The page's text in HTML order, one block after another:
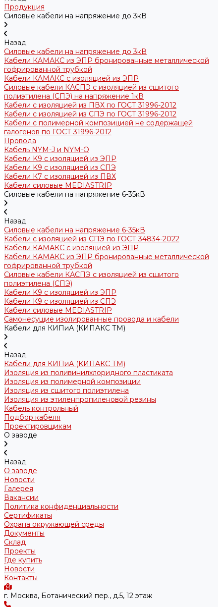
Продукция
Силовые кабели на напряжение до 3кВ
Назад
Силовые кабели на напряжение до 3кВ
Кабели КАМАКС из ЭПР бронированные металлической
гофрированной трубкой
Кабели КАМАКС с изоляцией из ЭПР
Силовые кабели КАСПЭ с изоляцией из сшитого
полиэтилена (СПЭ) на напряжение 1кВ
Кабели с изоляцией из ПВХ по ГОСТ 31996-2012
Кабели с изоляцией из СПЭ по ГОСТ 31996-2012
Кабели с полимерной композицией не содержащей
галогенов по ГОСТ 31996-2012
Провода
Кабель NYM-J и NYM-O
Кабели K9 с изоляцией из ЭПР
Кабели K9 с изоляцией из СПЭ
Кабели К7 с изоляцией из ПВХ
Кабели силовые MEDIASTRIP
Силовые кабели на напряжение 6-35кВ
Назад
Силовые кабели на напряжение 6-35кВ
Кабели с изоляцией из СПЭ по ГОСТ 34834-2022
Кабели КАМАКС с изоляцией из ЭПР
Кабели КАМАКС из ЭПР бронированные металлической
гофрированной трубкой
Силовые кабели КАСПЭ с изоляцией из сшитого
полиэтилена (СПЭ)
Кабели K9 с изоляцией из ЭПР
Кабели К9 с изоляцией из СПЭ
Кабели силовые MEDIASTRIP
Самонесущие изолированные провода и кабели
Кабели для КИПиА (КИПАКС ТМ)
Назад
Кабели для КИПиА (КИПАКС ТМ)
Изоляция из поливинилхлоридного пластиката
Изоляция из полимерной композиции
Изоляция из сшитого полиэтилена
Изоляция из этиленпропиленовой резины
Кабель контрольный
Подбор кабеля
Проектировщикам
О заводе
Назад
О заводе
Новости
Галерея
Вакансии
Политика конфиденциальности
Сертификаты
Охрана окружающей среды
Документы
Склад
Проекты
Где купить
Новости
Контакты
г. Москва, Ботанический пер., д.5, 12 этаж